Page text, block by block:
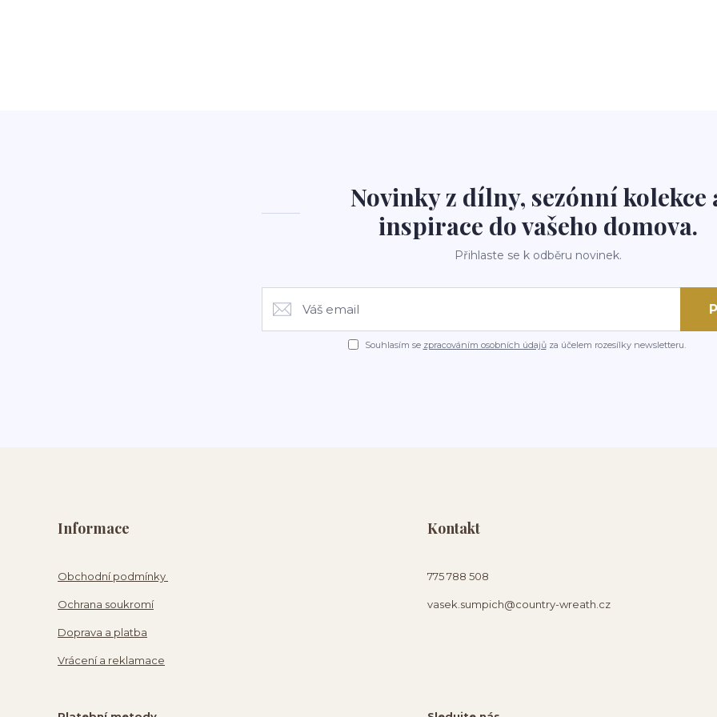
Novinky z dílny, sezónní kolekce
inspirace do vašeho domova.
Přihlaste se k odběru novinek.
Souhlasím se zpracováním osobních údajůza účelem rozesílky newsletteru.
Informace
Obchodní podmínky
Ochrana soukromí
Doprava a platba
Vrácení a reklamace
Kontakt
775 788 508
vasek.sumpich@country-wreath.cz